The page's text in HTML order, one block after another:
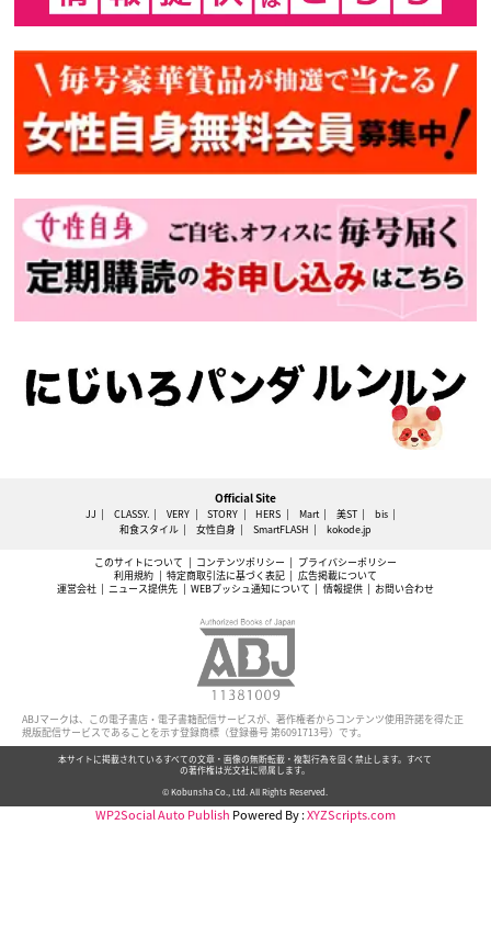
Official Site
JJ CLASSY. VERY STORY HERS Mart 美ST
bis
和食スタイル
女性自身 SmartFLASH kokode.jp
このサイトについて コンテンツポリシー
プライバシーポリシー
利用規約
特定商取引法に基づく表記
広告掲載について
運営会社
ニュース提供先 WEBプッシュ通知について 情報提供 お問い合わせ
ABJマークは、この電子書店・電子書籍配信サービスが、著作権者からコンテンツ使用許諾を得た正
規版配信サービスであることを示す登録商標（登録番号 第6091713号）です。
本サイトに掲載されているすべての文章・画像の無断転載・複製行為を固く禁止します。すべて
の著作権は光文社に帰属します。
© Kobunsha Co., Ltd. All Rights Reserved.
WP2Social Auto Publish Powered By :XYZScripts.com